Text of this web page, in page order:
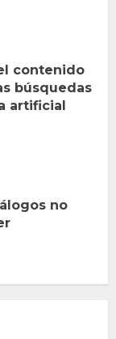
contenido
búsquedas
artificial
no